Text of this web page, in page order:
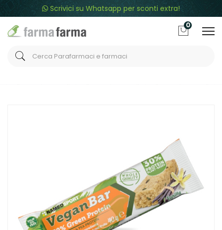
Scrivici su Whatsapp per sconti extra!
0